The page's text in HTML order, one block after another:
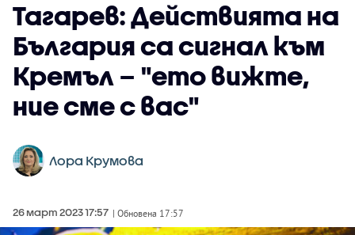
Тагарев: Действията на
България са сигнал към
Кремъл – "ето вижте,
ние сме с вас"
Лора Крумова
26 март 2023 17:57 | Обновена 17:57